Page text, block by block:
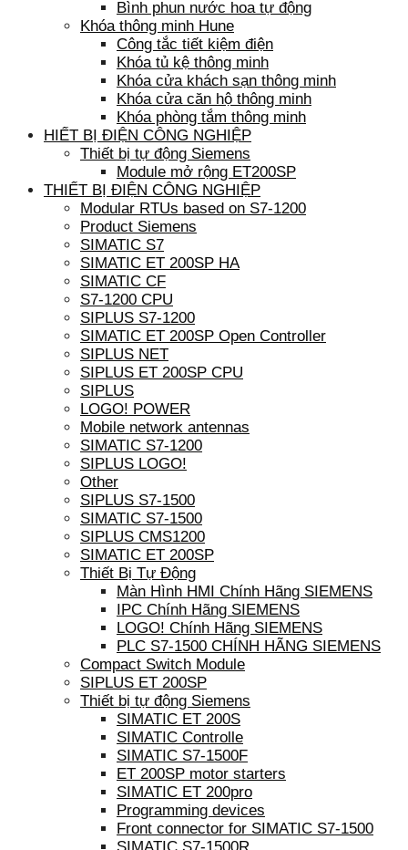
Bình phun nước hoa tự động
Khóa thông minh Hune
Công tắc tiết kiệm điện
Khóa tủ kệ thông minh
Khóa cửa khách sạn thông minh
Khóa cửa căn hộ thông minh
Khóa phòng tắm thông minh
HIẾT BỊ ĐIỆN CÔNG NGHIỆP
Thiết bị tự động Siemens
Module mở rộng ET200SP
THIẾT BỊ ĐIỆN CÔNG NGHIỆP
Modular RTUs based on S7-1200
Product Siemens
SIMATIC S7
SIMATIC ET 200SP HA
SIMATIC CF
S7-1200 CPU
SIPLUS S7-1200
SIMATIC ET 200SP Open Controller
SIPLUS NET
SIPLUS ET 200SP CPU
SIPLUS
LOGO! POWER
Mobile network antennas
SIMATIC S7-1200
SIPLUS LOGO!
Other
SIPLUS S7-1500
SIMATIC S7-1500
SIPLUS CMS1200
SIMATIC ET 200SP
Thiết Bị Tự Động
Màn Hình HMI Chính Hãng SIEMENS
IPC Chính Hãng SIEMENS
LOGO! Chính Hãng SIEMENS
PLC S7-1500 CHÍNH HÃNG SIEMENS
Compact Switch Module
SIPLUS ET 200SP
Thiết bị tự động Siemens
SIMATIC ET 200S
SIMATIC Controlle
SIMATIC S7-1500F
ET 200SP motor starters
SIMATIC ET 200pro
Programming devices
Front connector for SIMATIC S7-1500